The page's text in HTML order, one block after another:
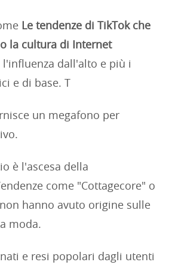
Le tendenze di TikTok che
la cultura di Internet
dall'alto e più i
e di base. T
un megafono per
è l'ascesa della
come "Cottagecore" o
hanno avuto origine sulle
moda.
e resi popolari dagli utenti